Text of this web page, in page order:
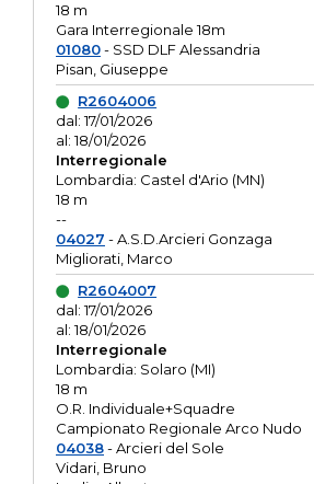
18 m
Gara Interregionale 18m
01080- SSD DLF Alessandria
Pisan, Giuseppe
R2604006
dal: 17/01/2026
al: 18/01/2026
Interregionale
Lombardia: Castel d'Ario (MN)
18 m
--
04027 - A.S.D.Arcieri Gonzaga
Migliorati, Marco
R2604007
dal: 17/01/2026
al: 18/01/2026
Interregionale
Lombardia: Solaro (MI)
18 m
O.R. Individuale+Squadre
Campionato Regionale Arco Nudo
04038- Arcieri del Sole
Vidari, Bruno